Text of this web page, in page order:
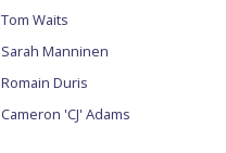
Tom Waits
Sarah Manninen
Romain Duris
Cameron 'CJ' Adams